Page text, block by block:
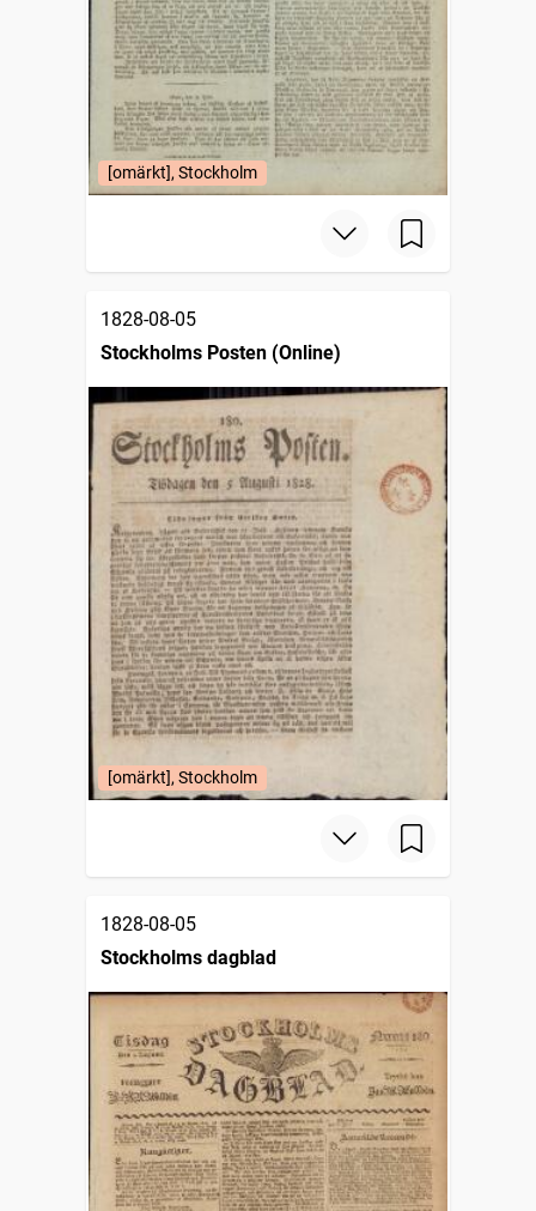
[omärkt], Stockholm
1828-08-05
Stockholms Posten (Online)
[omärkt], Stockholm
1828-08-05
Stockholms dagblad